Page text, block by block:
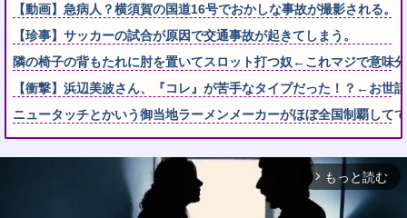
【動画】急病人？横須賀の国道16号でおかしな事故が撮影される。
【珍事】サッカーの試合が原因で交通事故が起きてしまう。
隣の椅子の背もたれに肘を置いてスロット打つ奴←これマジで意味
【衝撃】浜辺美波さん、『コレ』が苦手なタイプだった！？←お
ニュータッチとかいう御当地ラーメンメーカーがほぼ全国制覇して
arrow_forward_ios もっと読む